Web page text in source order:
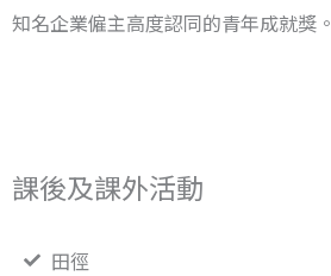
知名企業僱主高度認同的青年成就獎。
課後及課外活動
田徑